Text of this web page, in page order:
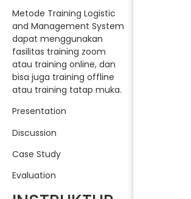
Metode Training Logistic
and Management System
dapat menggunakan
fasilitas training zoom
atau training online, dan
bisa juga training offline
atau training tatap muka.
Presentation
Discussion
Case Study
Evaluation